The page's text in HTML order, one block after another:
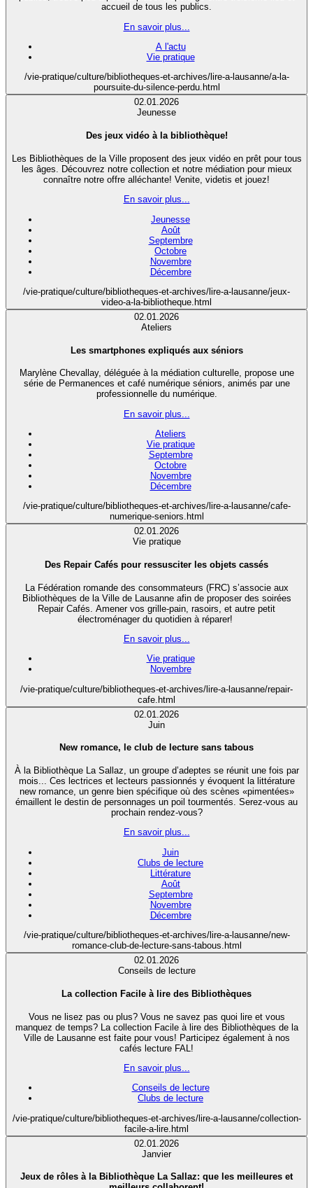
accueil de tous les publics.
En savoir plus...
A l'actu
Vie pratique
/vie-pratique/culture/bibliotheques-et-archives/lire-a-lausanne/a-la-
poursuite-du-silence-perdu.html
02.01.2026
Jeunesse
Des jeux vidéo à la bibliothèque!
Les Bibliothèques de la Ville proposent des jeux vidéo en prêt pour tous
les âges. Découvrez notre collection et notre médiation pour mieux
connaître notre offre alléchante! Venite, videtis et jouez!
En savoir plus...
Jeunesse
Août
Septembre
Octobre
Novembre
Décembre
/vie-pratique/culture/bibliotheques-et-archives/lire-a-lausanne/jeux-
video-a-la-bibliotheque.html
02.01.2026
Ateliers
Les smartphones expliqués aux séniors
Marylène Chevallay, déléguée à la médiation culturelle, propose une
série de Permanences et café numérique séniors, animés par une
professionnelle du numérique.
En savoir plus...
Ateliers
Vie pratique
Septembre
Octobre
Novembre
Décembre
/vie-pratique/culture/bibliotheques-et-archives/lire-a-lausanne/cafe-
numerique-seniors.html
02.01.2026
Vie pratique
Des Repair Cafés pour ressusciter les objets cassés
La Fédération romande des consommateurs (FRC) s’associe aux
Bibliothèques de la Ville de Lausanne afin de proposer des soirées
Repair Cafés. Amener vos grille-pain, rasoirs, et autre petit
électroménager du quotidien à réparer!
En savoir plus...
Vie pratique
Novembre
/vie-pratique/culture/bibliotheques-et-archives/lire-a-lausanne/repair-
cafe.html
02.01.2026
Juin
New romance, le club de lecture sans tabous
À la Bibliothèque La Sallaz, un groupe d’adeptes se réunit une fois par
mois... Ces lectrices et lecteurs passionnés y évoquent la littérature
new romance, un genre bien spécifique où des scènes «pimentées»
émaillent le destin de personnages un poil tourmentés. Serez-vous au
prochain rendez-vous?
En savoir plus...
Juin
Clubs de lecture
Littérature
Août
Septembre
Novembre
Décembre
/vie-pratique/culture/bibliotheques-et-archives/lire-a-lausanne/new-
romance-club-de-lecture-sans-tabous.html
02.01.2026
Conseils de lecture
La collection Facile à lire des Bibliothèques
Vous ne lisez pas ou plus? Vous ne savez pas quoi lire et vous
manquez de temps? La collection Facile à lire des Bibliothèques de la
Ville de Lausanne est faite pour vous! Participez également à nos
cafés lecture FAL!
En savoir plus...
Conseils de lecture
Clubs de lecture
/vie-pratique/culture/bibliotheques-et-archives/lire-a-lausanne/collection-
facile-a-lire.html
02.01.2026
Janvier
Jeux de rôles à la Bibliothèque La Sallaz: que les meilleures et